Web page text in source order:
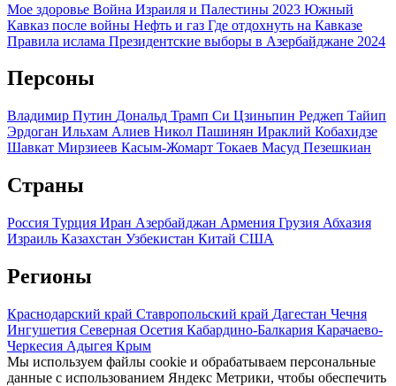
Мое здоровье Война Израиля и Палестины 2023 Южный
Кавказ после войны Нефть и газ Где отдохнуть на Кавказе
Правила ислама Президентские выборы в Азербайджане 2024
Персоны
Владимир Путин Дональд Трамп Си Цзиньпин Реджеп Тайип
Эрдоган Ильхам Алиев Никол Пашинян Ираклий Кобахидзе
Шавкат Мирзиеев Касым-Жомарт Токаев Масуд Пезешкиан
Страны
Россия Турция Иран Азербайджан Армения Грузия Абхазия
Израиль Казахстан Узбекистан Китай США
Регионы
Краснодарский край Ставропольский край Дагестан Чечня
Ингушетия Северная Осетия Кабардино-Балкария Карачаево-
Черкесия Адыгея Крым
Мы используем файлы cookie и обрабатываем персональные
данные с использованием Яндекс Метрики, чтобы обеспечить